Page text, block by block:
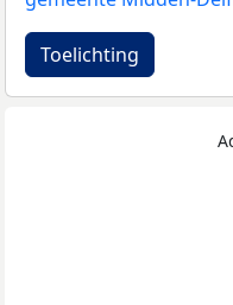
Toelichting